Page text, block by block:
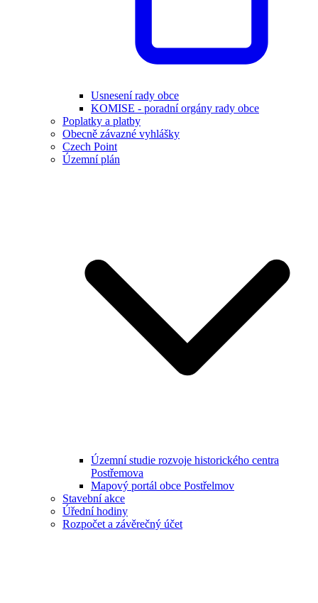
Usnesení rady obce
KOMISE - poradní orgány rady obce
Poplatky a platby
Obecně závazné vyhlášky
Czech Point
Územní plán
Územní studie rozvoje historického centra
Postřemova
Mapový portál obce Postřelmov
Stavební akce
Úřední hodiny
Rozpočet a závěrečný účet